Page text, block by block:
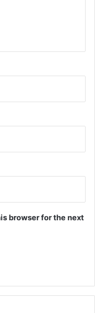
browser for the next